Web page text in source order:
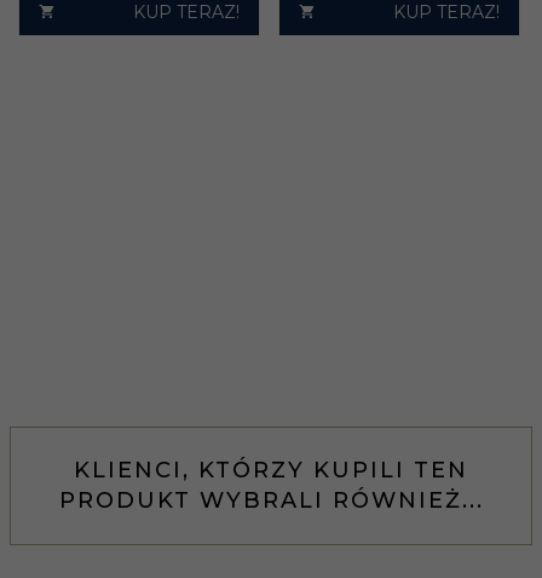
KUP TERAZ! KUP TERAZ!
KLIENCI, KTÓRZY KUPILI TEN
PRODUKT WYBRALI RÓWNIEŻ...